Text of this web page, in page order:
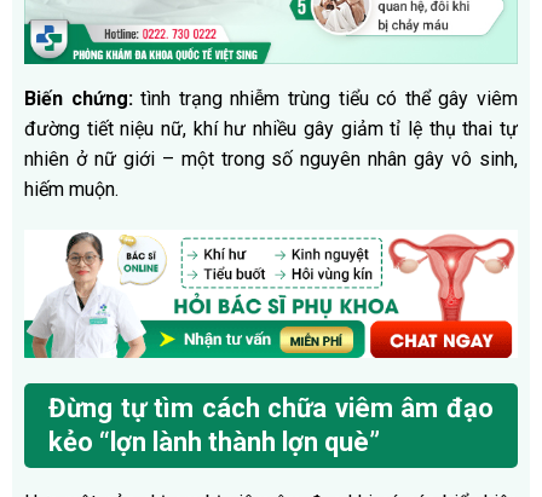
Biến chứng:tình trạng nhiễm trùng tiểu có thể gây viêm
đường tiết niệu nữ, khí hư nhiều gây giảm tỉ lệ thụ thai tự
nhiên ở nữ giới – một trong số nguyên nhân gây vô sinh,
hiếm muộn.
Đừng tự tìm cách chữa viêm âm đạo
kẻo “lợn lành thành lợn què”